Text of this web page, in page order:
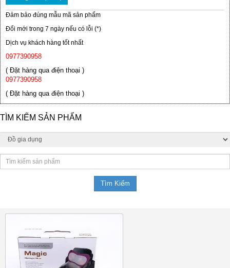
Đảm bảo đúng mẫu mã sản phẩm
Đổi mới trong 7 ngày nếu có lỗi (*)
Dịch vụ khách hàng tốt nhất
0977390958
( Đặt hàng qua điện thoại )
0977390958
( Đặt hàng qua điện thoại )
TÌM KIẾM SẢN PHẨM